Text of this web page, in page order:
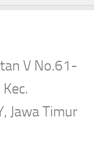
V No.61-
Jawa Timur